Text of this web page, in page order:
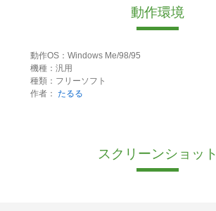
動作環境
動作OS：Windows Me/98/95
機種：汎用
種類：フリーソフト
作者： たるる
スクリーンショット